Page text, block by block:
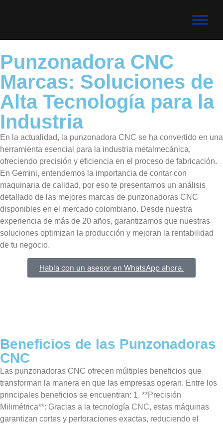
Punzonadora CNC
Marcas: Soluciones de
Alta Tecnología para la
Industria
En la actualidad, la punzonadora CNC se ha convertido en una
herramienta esencial para la industria metalmecánica,
ofreciendo precisión y eficiencia en el proceso de fabricación.
En Gemini, entendemos la importancia de contar con
maquinaria de calidad, por eso te presentamos un análisis
detallado de las mejores marcas de punzonadoras CNC
disponibles en el mercado colombiano. Desde nuestra
experiencia de más de 20 años, garantizamos que nuestras
soluciones optimizan la producción y mejoran la rentabilidad
de tu negocio.
Habla con un asesor en WhatsApp ahora.
Beneficios de las Punzonadoras
CNC
Las punzonadoras CNC ofrecen múltiples beneficios que
transforman la manera en que las empresas operan. Entre los
principales beneficios se encuentran: 1. **Precisión
Milimétrica**: Gracias a la tecnología CNC, estas máquinas
garantizan cortes y perforaciones exactas, reduciendo el